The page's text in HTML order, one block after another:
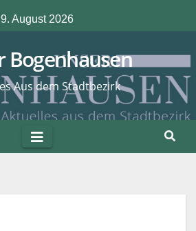
9. August 2026
Bogenhausen
Aus dem Stadtbezirk